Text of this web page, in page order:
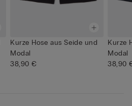
Kurze Hose aus Seide und
Modal
38,90 €
Kurze
Modal
38,90